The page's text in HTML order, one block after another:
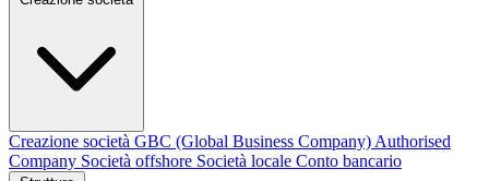
Creazione società GBC (Global Business Company) Authorised
Company Società offshore Società locale Conto bancario